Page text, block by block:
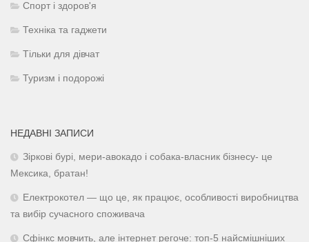
Спорт і здоров'я
Техніка та гаджети
Тільки для дівчат
Туризм і подорожі
НЕДАВНІ ЗАПИСИ
Зіркові бурі, мери-авокадо і собака-власник бізнесу- це
Мексика, братан!
Електрокотел — що це, як працює, особливості виробництва
та вибір сучасного споживача
Сфінкс мовчить, але інтернет регоче: топ-5 найсмішніших